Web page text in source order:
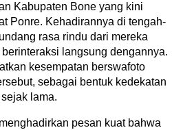
Kabupaten Bone yang kini
Ponre. Kehadirannya di tengah-
rasa rindu dari mereka
langsung dengannya.
kesempatan berswafoto
sebagai bentuk kedekatan
lama.
pesan kuat bahwa